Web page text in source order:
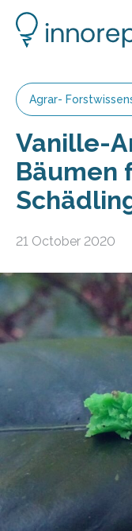
Agrar-
Vanille-
Bäumen
21 October 2020